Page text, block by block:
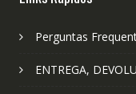
Perguntas
ENTREGA,